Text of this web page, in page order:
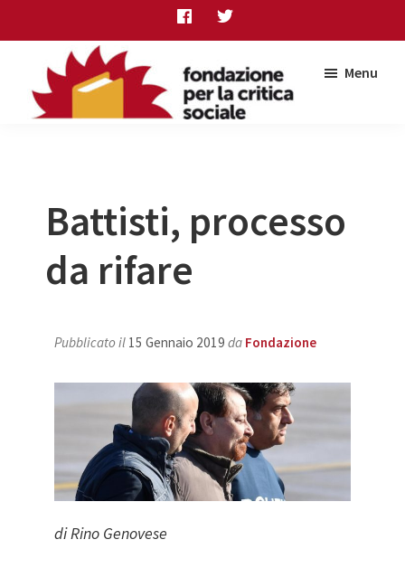
to
content
to
primary
sidebar
to
Menu
Battisti, processo
da rifare
Pubblicato il 15 Gennaio 2019 da Fondazione
di Rino Genovese